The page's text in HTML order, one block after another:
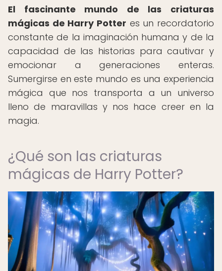
El fascinante mundo de las criaturas
mágicas de Harry Potter es un recordatorio
constante de la imaginación humana y de la
capacidad de las historias para cautivar y
emocionar a generaciones enteras.
Sumergirse en este mundo es una experiencia
mágica que nos transporta a un universo
lleno de maravillas y nos hace creer en la
magia.
¿Qué son las criaturas
mágicas de Harry Potter?